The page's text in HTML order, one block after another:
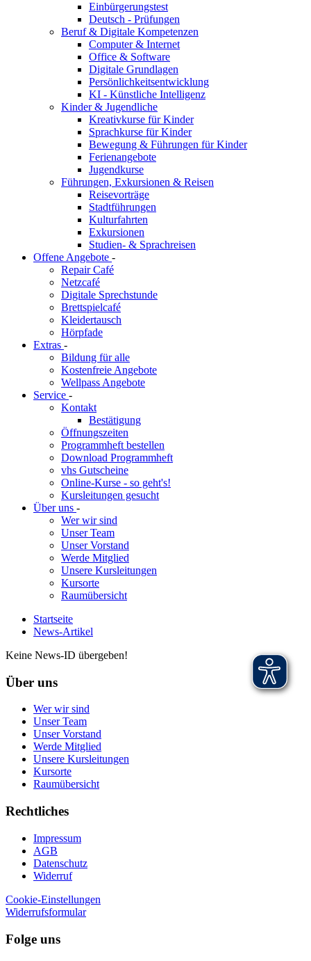
Einbürgerungstest
Deutsch - Prüfungen
Beruf & Digitale Kompetenzen
Computer & Internet
Office & Software
Digitale Grundlagen
Persönlichkeitsentwicklung
KI - Künstliche Intelligenz
Kinder & Jugendliche
Kreativkurse für Kinder
Sprachkurse für Kinder
Bewegung & Führungen für Kinder
Ferienangebote
Jugendkurse
Führungen, Exkursionen & Reisen
Reisevorträge
Stadtführungen
Kulturfahrten
Exkursionen
Studien- & Sprachreisen
Offene Angebote -
Repair Café
Netzcafé
Digitale Sprechstunde
Brettspielcafé
Kleidertausch
Hörpfade
Extras -
Bildung für alle
Kostenfreie Angebote
Wellpass Angebote
Service -
Kontakt
Bestätigung
Öffnungszeiten
Programmheft bestellen
Download Programmheft
vhs Gutscheine
Online-Kurse - so geht's!
Kursleitungen gesucht
Über uns -
Wer wir sind
Unser Team
Unser Vorstand
Werde Mitglied
Unsere Kursleitungen
Kursorte
Raumübersicht
Startseite
News-Artikel
Keine News-ID übergeben!
Über uns
Wer wir sind
Unser Team
Unser Vorstand
Werde Mitglied
Unsere Kursleitungen
Kursorte
Raumübersicht
Rechtliches
Impressum
AGB
Datenschutz
Widerruf
Cookie-Einstellungen
Widerrufsformular
Folge uns